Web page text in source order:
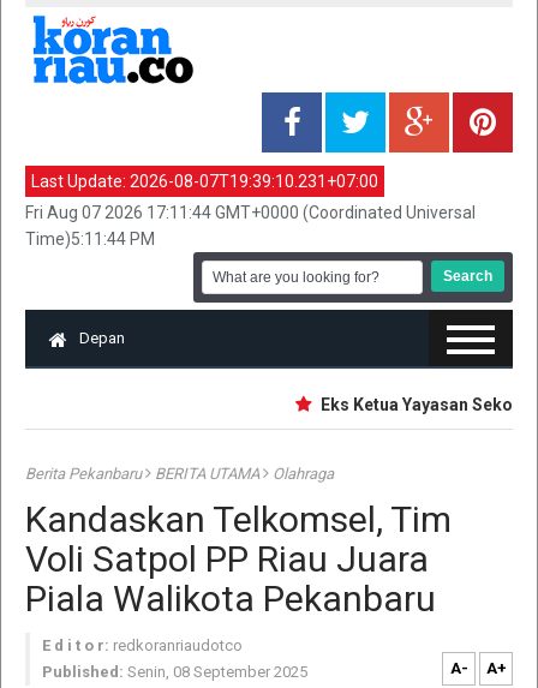
Last Update: 2026-08-07T19:39:10.231+07:00
Fri Aug 07 2026 17:11:44 GMT+0000 (Coordinated Universal
Time)5:11:44 PM
Depan
Eks Ketua Yayasan Sekolah
Berita Pekanbaru BERITA UTAMA Olahraga
Kandaskan Telkomsel, Tim
Voli Satpol PP Riau Juara
Piala Walikota Pekanbaru
E d i t o r: redkoranriaudotco
Published: Senin, 08 September 2025 A- A+